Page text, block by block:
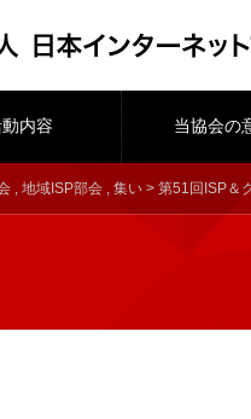
内容 当協会の
, 地域ISP部会 , 集い > 第51回ISP＆